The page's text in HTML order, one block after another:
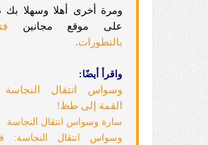
ومرة أخرى أهلا وسهلا بك
على موقع مجانين
بالتطورات.
واقرأ أيضًا:
وسواس انتقال
القمة إلى طظ!
سارة وسواس انتقال النجاسة
وسواس انتقال النجاسة: